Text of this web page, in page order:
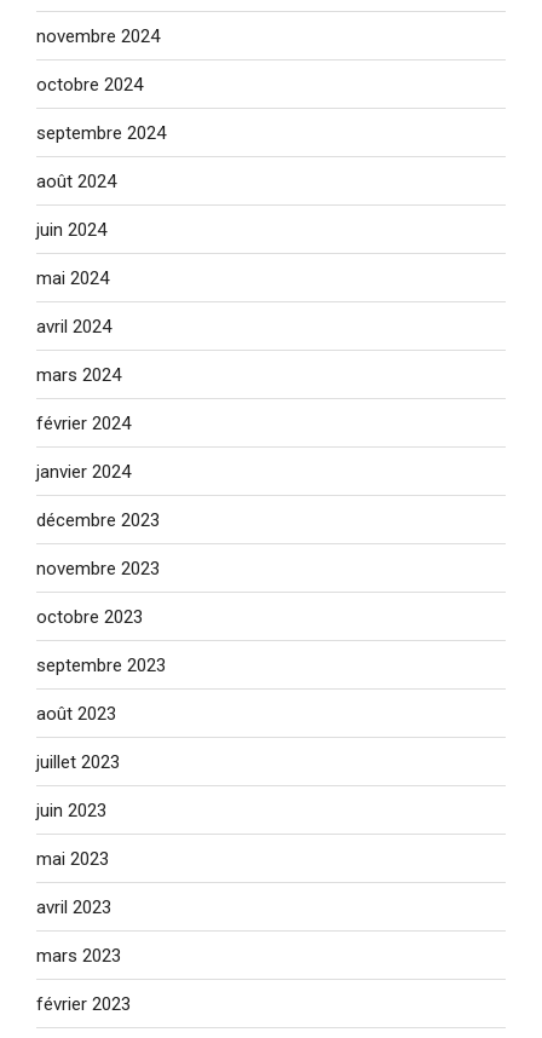
novembre 2024
octobre 2024
septembre 2024
août 2024
juin 2024
mai 2024
avril 2024
mars 2024
février 2024
janvier 2024
décembre 2023
novembre 2023
octobre 2023
septembre 2023
août 2023
juillet 2023
juin 2023
mai 2023
avril 2023
mars 2023
février 2023